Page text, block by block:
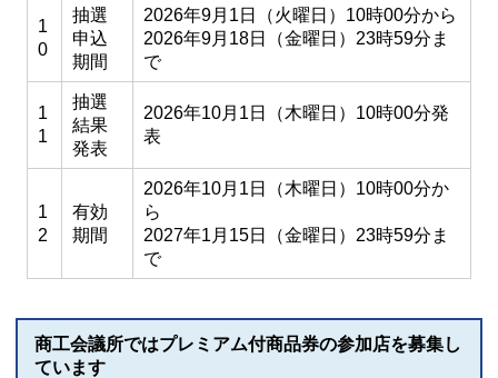
1
0
抽選
申込
期間
2026年9月1日（火曜日）10時00分から
2026年9月18日（金曜日）23時59分ま
で
1
1
抽選
結果
発表
2026年10月1日（木曜日）10時00分発
表
1
2
有効
期間
2026年10月1日（木曜日）10時00分か
ら
2027年1月15日（金曜日）23時59分ま
で
商工会議所ではプレミアム付商品券の参加店を募集し
ています